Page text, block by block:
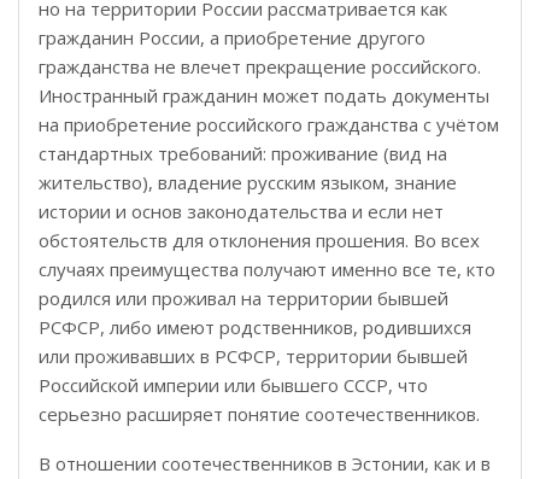
но на территории России рассматривается как
гражданин России, а приобретение другого
гражданства не влечет прекращение российского.
Иностранный гражданин может подать документы
на приобретение российского гражданства с учётом
стандартных требований: проживание (вид на
жительство), владение русским языком, знание
истории и основ законодательства и если нет
обстоятельств для отклонения прошения. Во всех
случаях преимущества получают именно все те, кто
родился или проживал на территории бывшей
РСФСР, либо имеют родственников, родившихся
или проживавших в РСФСР, территории бывшей
Российской империи или бывшего СССР, что
серьезно расширяет понятие соотечественников.
В отношении соотечественников в Эстонии, как и в